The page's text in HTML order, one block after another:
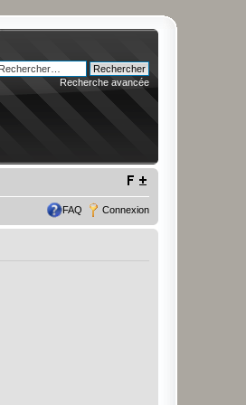
Recherche avancée
FAQ Connexion